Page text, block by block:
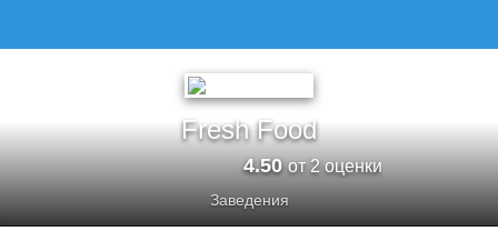
Fresh Food
4.50от 2 оценки
Заведения